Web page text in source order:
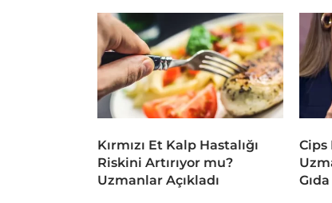
Kırmızı Et Kalp Hastalığı
Riskini Artırıyor mu?
Uzmanlar Açıkladı
Cips
Gıda